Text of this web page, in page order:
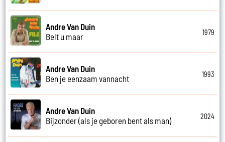
Andre Van Duin
Belt u maar
1979
Andre Van Duin
Ben je eenzaam vannacht
1993
Andre Van Duin
Bijzonder (als je geboren bent als man)
2024